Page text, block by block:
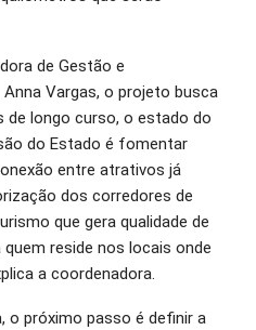
de Gestão e
Anna Vargas, o projeto busca
longo curso, o estado do
do Estado é fomentar
entre atrativos já
dos corredores de
que gera qualidade de
reside nos locais onde
a coordenadora.
o próximo passo é definir a